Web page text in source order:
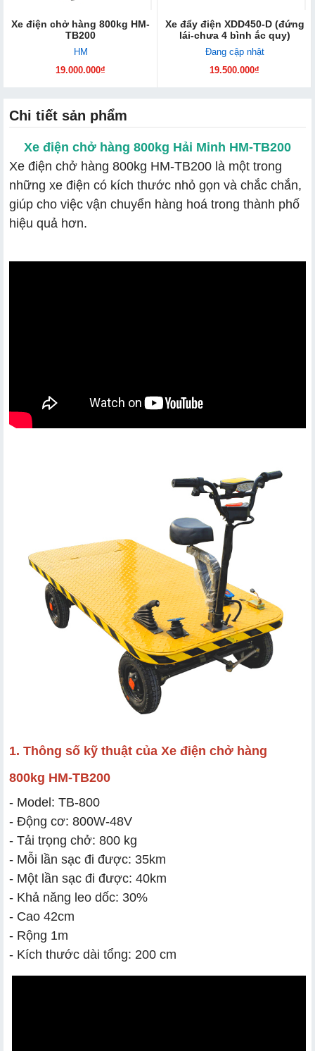
Xe điện chở hàng 800kg HM-
TB200
HM
19.000.000₫
Xe đẩy điện XDD450-D (đứng
lái-chưa 4 bình ắc quy)
Đang cập nhật
19.500.000₫
Chi tiết sản phẩm
Xe điện chở hàng 800kg Hải Minh HM-TB200
Xe điện chở hàng 800kg HM-TB200 là một trong
những xe điện có kích thước nhỏ gọn và chắc chắn,
giúp cho việc vận chuyển hàng hoá trong thành phố
hiệu quả hơn.
1. Thông số kỹ thuật của Xe điện chở hàng
800kg HM-TB200
- Model: TB-800
- Động cơ: 800W-48V
- Tải trọng chở: 800 kg
- Mỗi lần sạc đi được: 35km
- Một lần sạc đi được: 40km
- Khả năng leo dốc: 30%
- Cao 42cm
- Rộng 1m
- Kích thước dài tổng: 200 cm